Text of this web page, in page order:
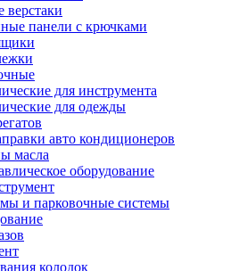
верстаки
панели с крючками
для инструмента
для одежды
авто кондиционеров
масла
оборудование
и парковочные системы
колодок